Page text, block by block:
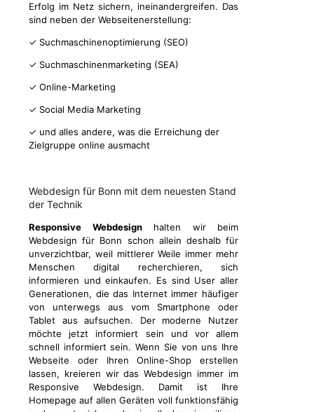
Erfolg im Netz sichern, ineinandergreifen. Das
sind neben der Webseitenerstellung:
✓ Suchmaschinenoptimierung (SEO)
✓ Suchmaschinenmarketing (SEA)
✓ Online-Marketing
✓ Social Media Marketing
✓ und alles andere, was die Erreichung der
Zielgruppe online ausmacht
Webdesign für Bonn mit dem neuesten Stand
der Technik
Responsive Webdesignhalten wir beim
Webdesign für Bonn schon allein deshalb für
unverzichtbar, weil mittlerer Weile immer mehr
Menschen digital recherchieren, sich
informieren und einkaufen. Es sind User aller
Generationen, die das Internet immer häufiger
von unterwegs aus vom Smartphone oder
Tablet aus aufsuchen. Der moderne Nutzer
möchte jetzt informiert sein und vor allem
schnell informiert sein. Wenn Sie von uns Ihre
Webseite oder Ihren Online-Shop erstellen
lassen, kreieren wir das Webdesign immer im
Responsive Webdesign. Damit ist Ihre
Homepage auf allen Geräten voll funktionsfähig